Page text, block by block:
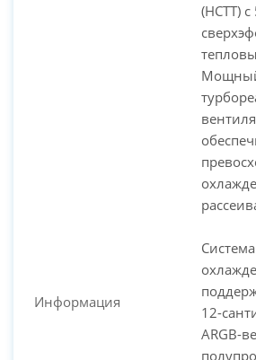
Информация
(HCTT) с
12-
ARGB-